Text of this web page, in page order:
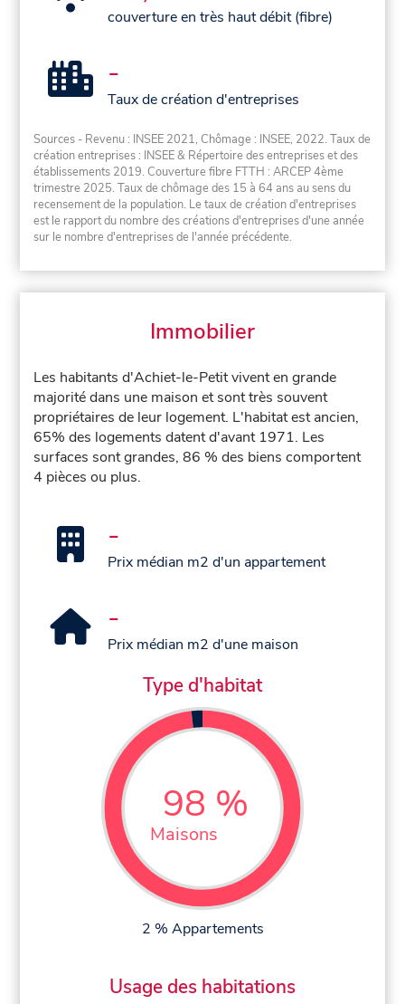
couverture en très haut débit (fibre)
-
Taux de création d'entreprises
Sources - Revenu : INSEE 2021, Chômage : INSEE, 2022. Taux de
création entreprises : INSEE & Répertoire des entreprises et des
établissements 2019. Couverture fibre FTTH : ARCEP 4ème
trimestre 2025. Taux de chômage des 15 à 64 ans au sens du
recensement de la population. Le taux de création d'entreprises
est le rapport du nombre des créations d'entreprises d'une année
sur le nombre d'entreprises de l'année précédente.
Immobilier
Les habitants d'Achiet-le-Petit vivent en grande
majorité dans une maison et sont très souvent
propriétaires de leur logement. L'habitat est ancien,
65% des logements datent d'avant 1971. Les
surfaces sont grandes, 86 % des biens comportent
4 pièces ou plus.
-
Prix médian m2 d'un appartement
-
Prix médian m2 d'une maison
Type d'habitat
98 %
Maisons
2 % Appartements
Usage des habitations